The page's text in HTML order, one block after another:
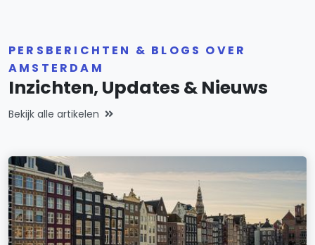
Jordaan
Kadoelen
K-buurt
Lutkemeer/Ookmeer
Middenmeer
Museumkwartier
PERSBERICHTEN & BLOGS OVER
AMSTERDAM
Inzichten, Updates & Nieuws
Bekijk alle artikelen